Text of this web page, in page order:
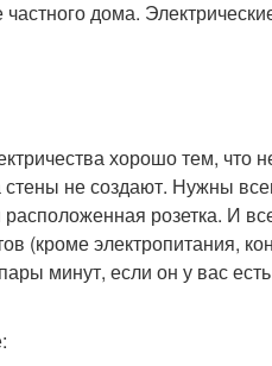
хорошо тем, что
не создают. Нужны
розетка. И
(кроме электропитания,
минут, если он у вас